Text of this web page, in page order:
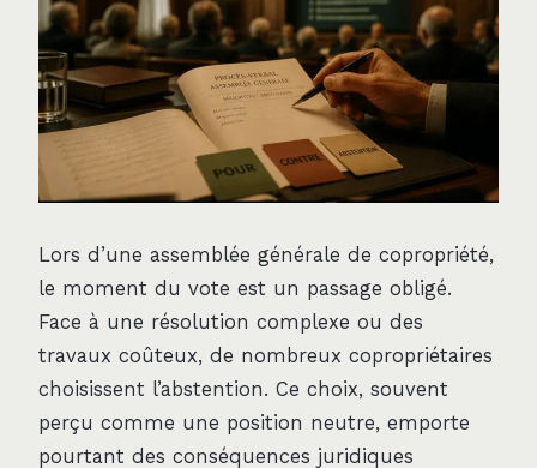
Lors d’une assemblée générale de copropriété,
le moment du vote est un passage obligé.
Face à une résolution complexe ou des
travaux coûteux, de nombreux copropriétaires
choisissent l’abstention. Ce choix, souvent
perçu comme une position neutre, emporte
pourtant des conséquences juridiques